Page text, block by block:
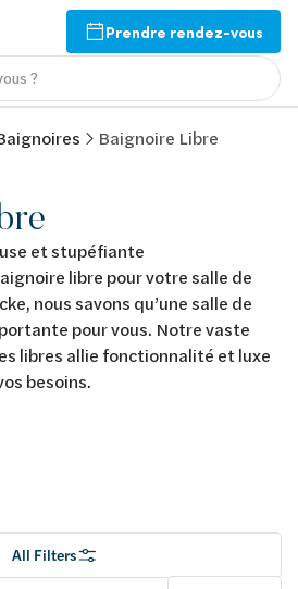
Prendre rendez-vous
?
Baignoire Libre
et stupéfiante
libre pour votre salle de
nous savons qu’une salle de
pour vous. Notre vaste
libres allie fonctionnalité et luxe
besoins.
All Filters